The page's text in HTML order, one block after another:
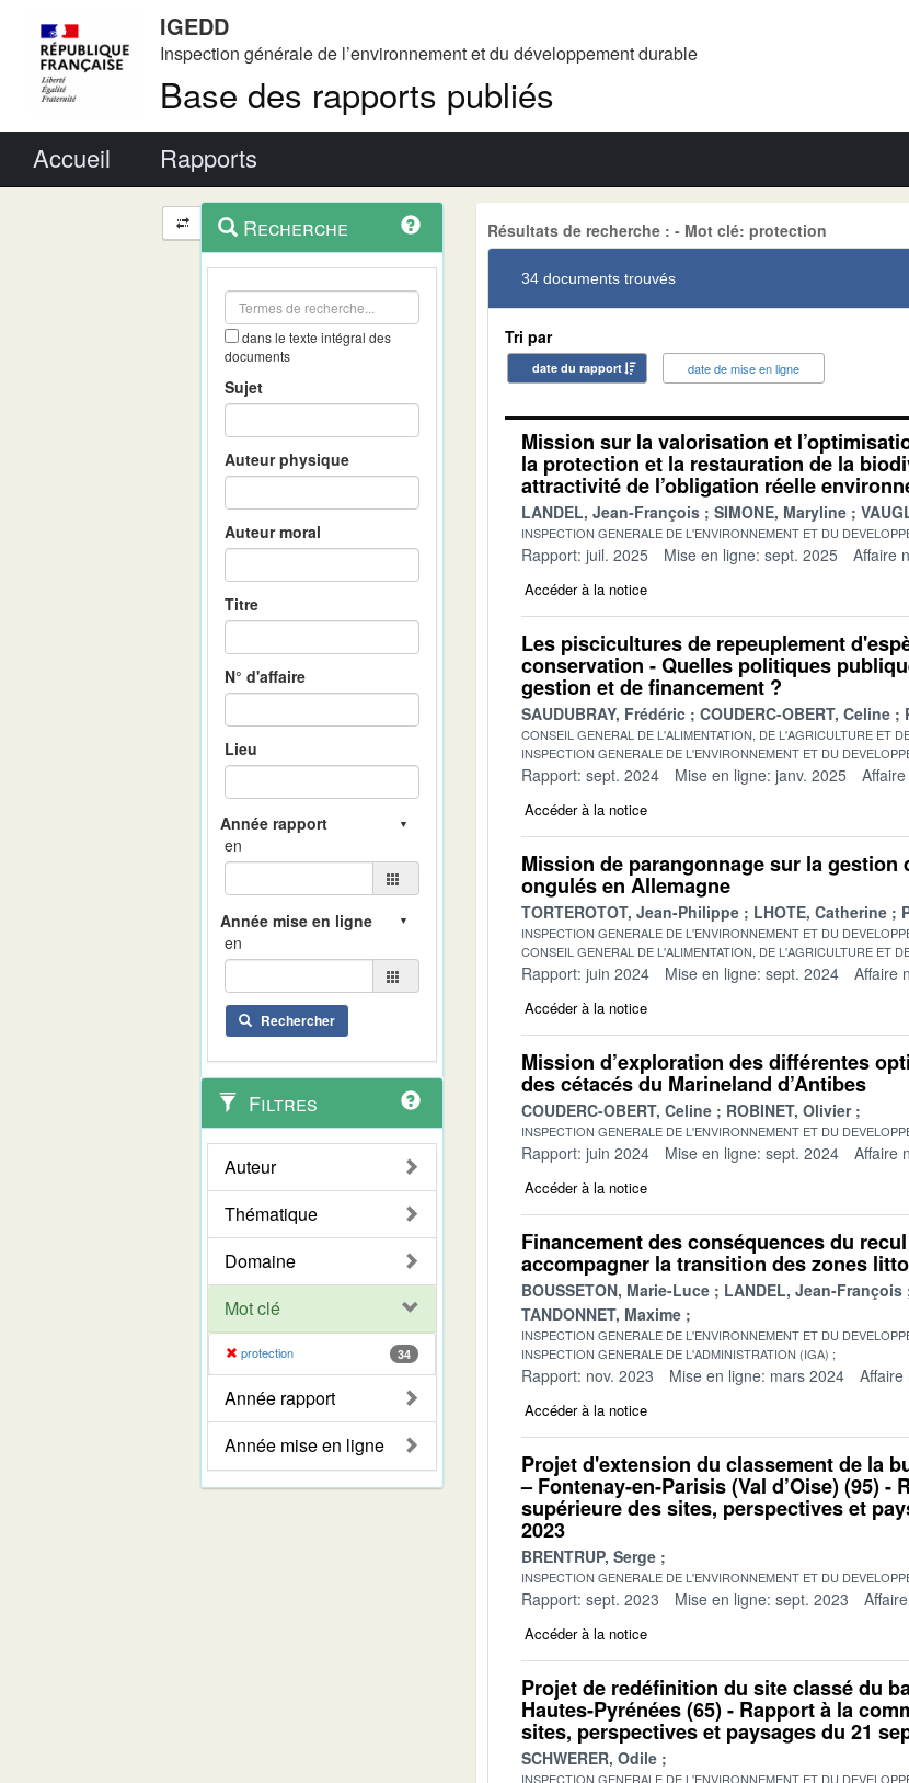
IGEDD
Inspection générale de l’environnement et du développement durable
Base des rapports publiés
Accueil Rapports
Navigation
et
outils
contextuel
Recherche
dans le texte intégral des
documents
Sujet
Auteur physique
Auteur moral
Titre
N° d'affaire
Lieu
en
en
Rechercher
Filtres
Auteur
Thématique
Domaine
Mot clé
protection 34
Année rapport
Année mise en ligne
Résultats de recherche : - Mot clé: protection
34 documents trouvés
Tri par
date du rapport date de mise en ligne
Mission sur la valorisation et
la protection et la restauration de la
attractivité de l’obligation réelle
LANDEL, Jean-François SIMONE, Maryline
INSPECTION GENERALE DE L'ENVIRONNEMENT ET DU
Rapport: juil. 2025 Mise en ligne: sept. 2025 Affaire
Accéder à la notice
Les piscicultures de repeuplement
conservation - Quelles politiques
gestion et de financement ?
SAUDUBRAY, Frédéric COUDERC-OBERT, Celine
CONSEIL GENERAL DE L'ALIMENTATION, DE L'AGRICULTURE ET
INSPECTION GENERALE DE L'ENVIRONNEMENT ET DU
Rapport: sept. 2024 Mise en ligne: janv. 2025
Accéder à la notice
Mission de parangonnage sur la gestion
ongulés en Allemagne
TORTEROTOT, Jean-Philippe LHOTE, Catherine
INSPECTION GENERALE DE L'ENVIRONNEMENT ET DU
CONSEIL GENERAL DE L'ALIMENTATION, DE L'AGRICULTURE ET
Rapport: juin 2024 Mise en ligne: sept. 2024 Affaire
Accéder à la notice
Mission d’exploration des différentes
des cétacés du Marineland d’Antibes
COUDERC-OBERT, Celine ROBINET, Olivier
INSPECTION GENERALE DE L'ENVIRONNEMENT ET DU
Rapport: juin 2024 Mise en ligne: sept. 2024 Affaire
Accéder à la notice
Financement des conséquences du
accompagner la transition des zones
BOUSSETON, Marie-Luce LANDEL, Jean-François
TANDONNET, Maxime
INSPECTION GENERALE DE L'ENVIRONNEMENT ET DU
INSPECTION GENERALE DE L'ADMINISTRATION (IGA)
Rapport: nov. 2023 Mise en ligne: mars 2024 Affaire
Accéder à la notice
Projet d'extension du classement de la
– Fontenay-en-Parisis (Val d’Oise) (95) -
supérieure des sites, perspectives et
2023
BRENTRUP, Serge
INSPECTION GENERALE DE L'ENVIRONNEMENT ET DU
Rapport: sept. 2023 Mise en ligne: sept. 2023
Accéder à la notice
Projet de redéfinition du site classé du
Hautes-Pyrénées (65) - Rapport à la
sites, perspectives et paysages du 21
SCHWERER, Odile
INSPECTION GENERALE DE L'ENVIRONNEMENT ET DU